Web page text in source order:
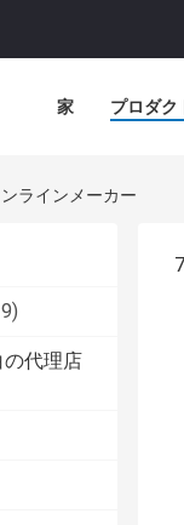
家 プロダク
ラインメーカー
代理店